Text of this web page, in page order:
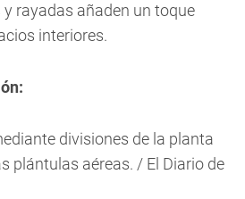
rayadas añaden un toque
interiores.
divisiones de la planta
plántulas aéreas. / El Diario de